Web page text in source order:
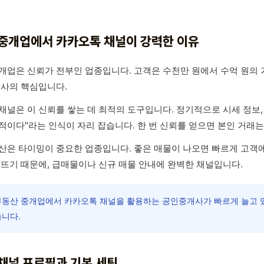
개업에서 카카오톡 채널이 강력한 이유
업은 신뢰가 전부인 업종입니다. 고객은 수천만 원에서 수억 원
의 핵심입니다.
널은 이 신뢰를 쌓는 데 최적의 도구입니다. 정기적으로 시세 정
이다"라는 인식이 자리 잡습니다. 한 번 신뢰를 얻으면 본인 거래
은 타이밍이 중요한 업종입니다. 좋은 매물이 나오면 빠르게 고
기 때문에, 급매물이나 신규 매물 안내에 완벽한 채널입니다.
산 중개업에서 카카오톡 채널을 활용하는 공인중개사가 빠르게 늘고
다.